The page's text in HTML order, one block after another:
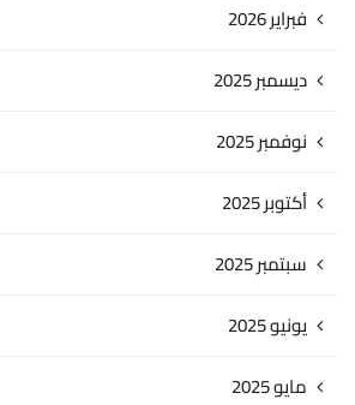
فبراير 2026
ديسمبر 2025
نوفمبر 2025
أكتوبر 2025
سبتمبر 2025
يونيو 2025
مايو 2025